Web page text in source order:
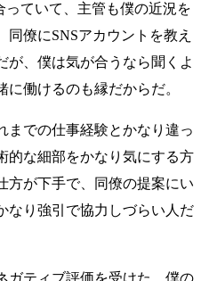
っていて、主管も僕の近況を
僚にSNSアカウントを教え
が、僕は気が合うなら聞くよ
働けるのも縁だからだ。
までの仕事経験とかなり違っ
的な細部をかなり気にする方
方が下手で、同僚の提案にい
なり強引で協力しづらい人だ